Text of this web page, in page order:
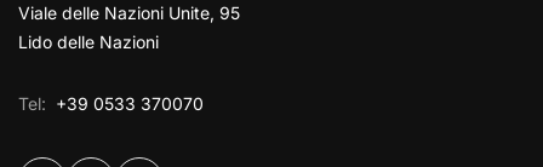
Viale delle Nazioni Unite, 95
Lido delle Nazioni
Tel: +39 0533 370070